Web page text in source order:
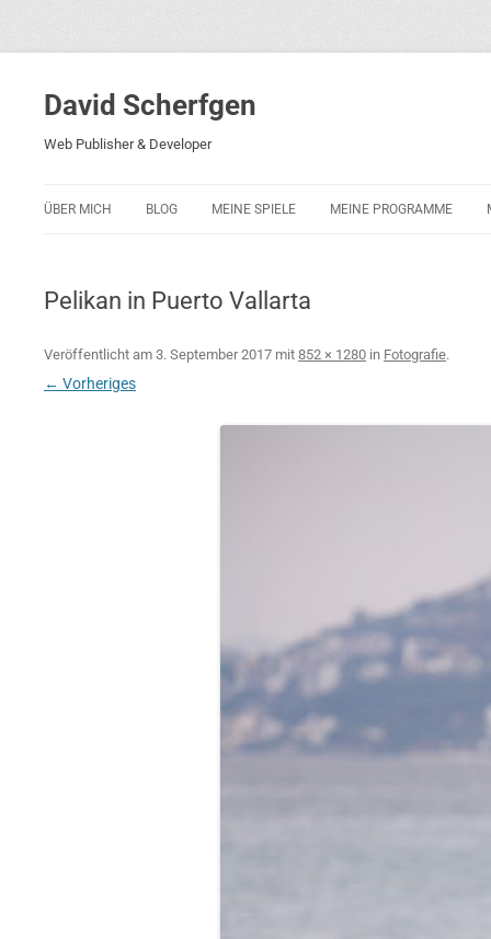
David Scherfgen
Web Publisher & Developer
ÜBER MICH BLOG MEINE SPIELE
BLOCKS 2001
MEINE PROGRAMME
Pelikan in Puerto Vallarta
Veröffentlicht am 3. September 2017 mit 852 × 1280 in Fotografie.
← Vorheriges